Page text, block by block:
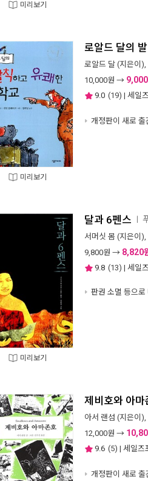
미리보기
미리보기
로알드 달의
로알드 달 (지은이),
10,000원 →
9.0 (19) | 세일
개정판이 새로 출
미리보기
달과 6펜스
서머싯 몸 (지은이),
9,800원 → 8,820
9.8 (13) | 세일
판권 소멸 등으로
제비호와 아마
아서 랜섬 (지은이),
12,000원 →
9.6 (5) | 세일즈
개정판이 새로 출